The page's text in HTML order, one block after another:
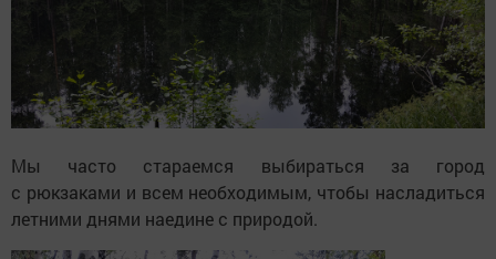
Мы часто стараемся выбираться за город
с рюкзаками и всем необходимым, чтобы насладиться
летними днями наедине с природой.